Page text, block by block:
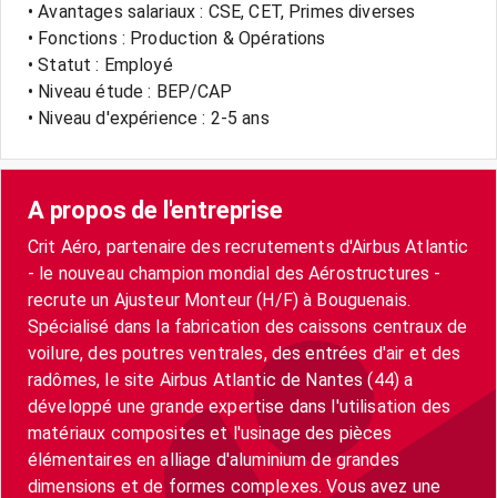
• Avantages salariaux : CSE, CET, Primes diverses
• Fonctions : Production & Opérations
• Statut : Employé
• Niveau étude : BEP/CAP
• Niveau d'expérience : 2-5 ans
A propos de l'entreprise
Crit Aéro, partenaire des recrutements d'Airbus Atlantic
- le nouveau champion mondial des Aérostructures -
recrute un Ajusteur Monteur (H/F) à Bouguenais.
Spécialisé dans la fabrication des caissons centraux de
voilure, des poutres ventrales, des entrées d'air et des
radômes, le site Airbus Atlantic de Nantes (44) a
développé une grande expertise dans l'utilisation des
matériaux composites et l'usinage des pièces
élémentaires en alliage d'aluminium de grandes
dimensions et de formes complexes. Vous avez une